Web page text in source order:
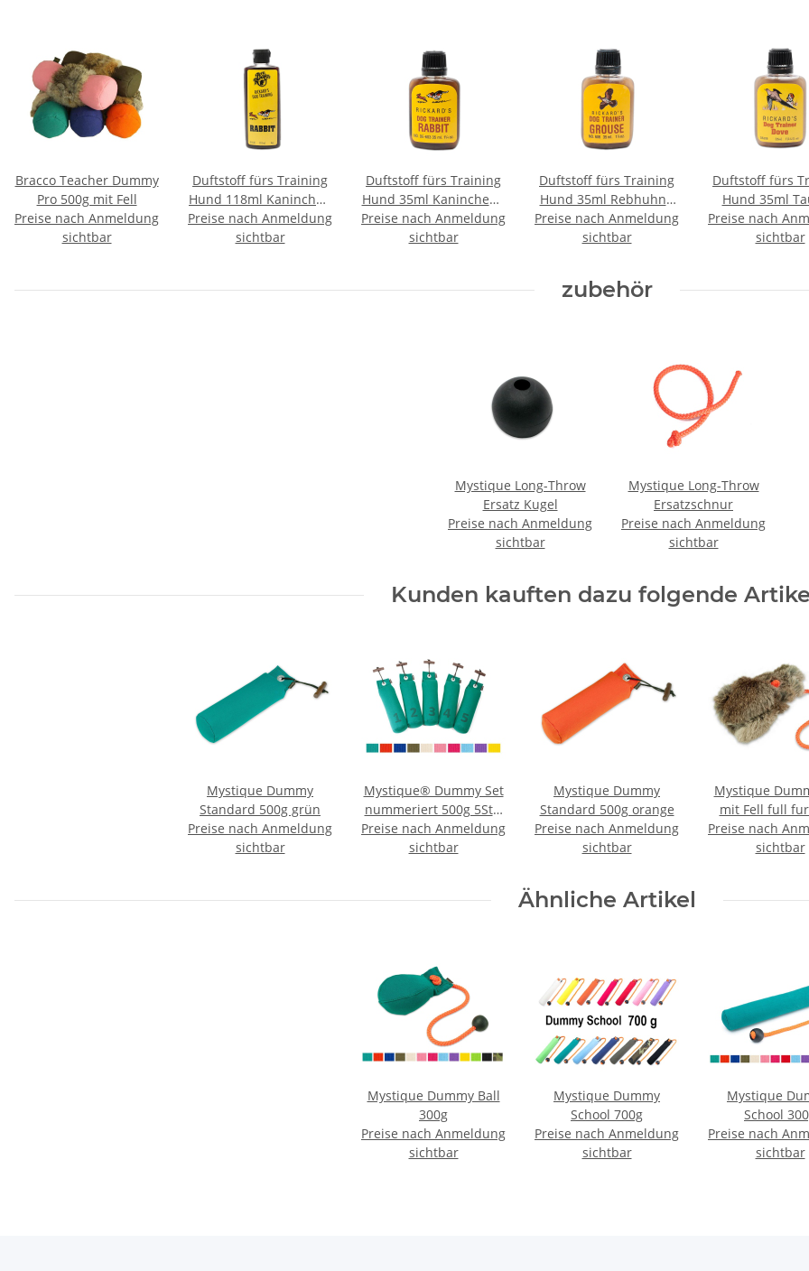
Bracco Teacher Dummy
Pro 500g mit Fell
Preise nach Anmeldung
sichtbar
Duftstoff fürs Training
Hund 118ml Kaninchen
- Rabbit
Preise nach Anmeldung
sichtbar
Duftstoff fürs Training
Hund 35ml Kaninchen -
Rabbit
Preise nach Anmeldung
sichtbar
Duftstoff fürs Training
Hund 35ml Rebhuhn -
Grouse
Preise nach Anmeldung
sichtbar
Duftstoff fürs
Hund 35ml
Dove
Preise nach
sichtbar
zubehör
Mystique Long-Throw
Ersatz Kugel
Preise nach Anmeldung
sichtbar
Mystique Long-Throw
Ersatzschnur
Preise nach Anmeldung
sichtbar
Kunden kauften dazu folgende
Mystique Dummy
Standard 500g grün
Preise nach Anmeldung
sichtbar
Mystique® Dummy Set
nummeriert 500g 5Stk.
- 1-5 grün
Preise nach Anmeldung
sichtbar
Mystique Dummy
Standard 500g orange
Preise nach Anmeldung
sichtbar
Mystique
mit Fell full
Preise nach
sichtbar
Ähnliche Artikel
Mystique Dummy Ball
300g
Preise nach Anmeldung
sichtbar
Mystique Dummy
School 700g
Preise nach Anmeldung
sichtbar
Mystique
School
Preise nach
sichtbar